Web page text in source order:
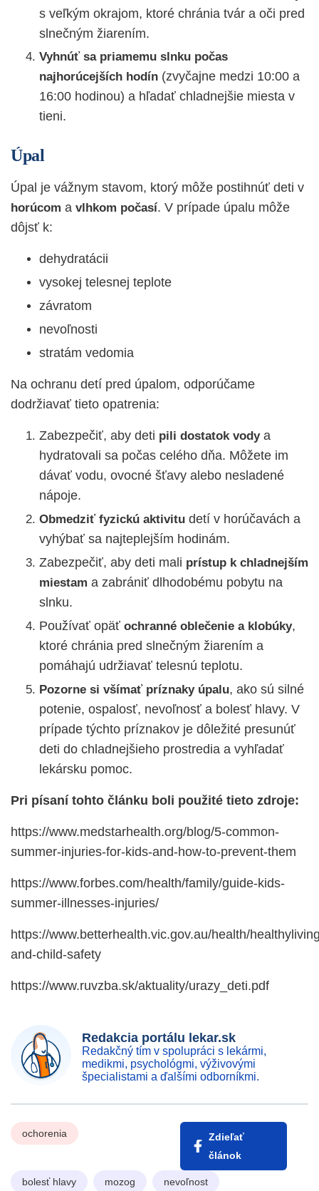
s veľkým okrajom, ktoré chránia tvár a oči pred
slnečným žiarením.
Vyhnúť sa priamemu slnku počas
najhorúcejších hodín (zvyčajne medzi 10:00 a
16:00 hodinou) a hľadať chladnejšie miesta v
tieni.
Úpal
Úpal je vážnym stavom, ktorý môže postihnúť deti v
horúcom a vlhkom počasí. V prípade úpalu môže
dôjsť k:
dehydratácii
vysokej telesnej teplote
závratom
nevoľnosti
stratám vedomia
Na ochranu detí pred úpalom, odporúčame
dodržiavať tieto opatrenia:
Zabezpečiť, aby deti pili dostatok vodya
hydratovali sa počas celého dňa. Môžete im
dávať vodu, ovocné šťavy alebo nesladené
nápoje.
Obmedziť fyzickú aktivitu detí v horúčavách a
vyhýbať sa najteplejším hodinám.
Zabezpečiť, aby deti mali prístup k chladnejším
miestam a zabrániť dlhodobému pobytu na
slnku.
Používať opäť ochranné oblečenie a klobúky,
ktoré chránia pred slnečným žiarením a
pomáhajú udržiavať telesnú teplotu.
Pozorne si všímať príznaky úpalu, ako sú silné
potenie, ospalosť, nevoľnosť a bolesť hlavy. V
prípade týchto príznakov je dôležité presunúť
deti do chladnejšieho prostredia a vyhľadať
lekársku pomoc.
Pri písaní tohto článku boli použité tieto zdroje:
https://www.medstarhealth.org/blog/5-common-
summer-injuries-for-kids-and-how-to-prevent-them
https://www.forbes.com/health/family/guide-kids-
summer-illnesses-injuries/
https://www.betterhealth.vic.gov.au/health/
and-child-safety
https://www.ruvzba.sk/aktuality/urazy_deti.pdf
Redakcia portálu lekar.sk
Redakčný tím v spolupráci s lekármi,
medikmi, psychológmi, výživovými
špecialistami a ďalšími odborníkmi.
ochorenia
Zdieľať
článok
bolesť hlavy mozog nevoľnost